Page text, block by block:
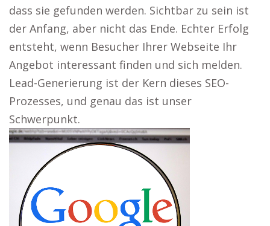
dass sie gefunden werden. Sichtbar zu sein ist
der Anfang, aber nicht das Ende. Echter Erfolg
entsteht, wenn Besucher Ihrer Webseite Ihr
Angebot interessant finden und sich melden.
Lead-Generierung ist der Kern dieses SEO-
Prozesses, und genau das ist unser
Schwerpunkt.